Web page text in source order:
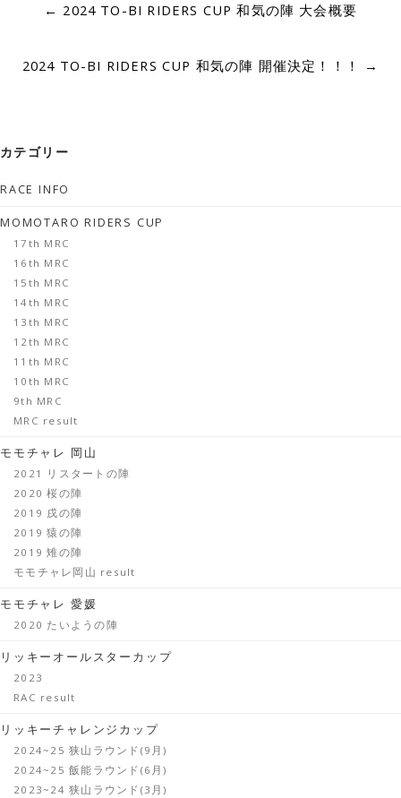
← 2024 TO-BI RIDERS CUP 和気の陣 大会概要
2024 TO-BI RIDERS CUP 和気の陣 開催決定！！！ →
カテゴリー
RACE INFO
MOMOTARO RIDERS CUP
17th MRC
16th MRC
15th MRC
14th MRC
13th MRC
12th MRC
11th MRC
10th MRC
9th MRC
MRC result
モモチャレ 岡山
2021 リスタートの陣
2020 桜の陣
2019 戌の陣
2019 猿の陣
2019 雉の陣
モモチャレ岡山 result
モモチャレ 愛媛
2020 たいようの陣
リッキーオールスターカップ
2023
RAC result
リッキーチャレンジカップ
2024~25 狭山ラウンド(9月)
2024~25 飯能ラウンド(6月)
2023~24 狭山ラウンド(3月)